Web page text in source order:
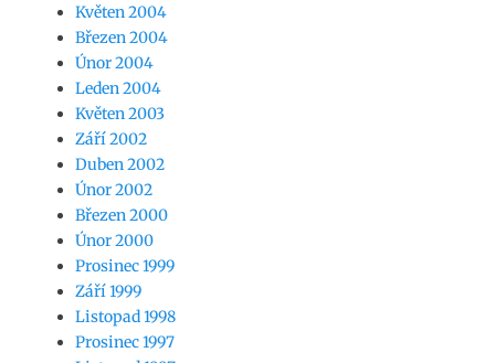
Květen 2004
Březen 2004
Únor 2004
Leden 2004
Květen 2003
Září 2002
Duben 2002
Únor 2002
Březen 2000
Únor 2000
Prosinec 1999
Září 1999
Listopad 1998
Prosinec 1997